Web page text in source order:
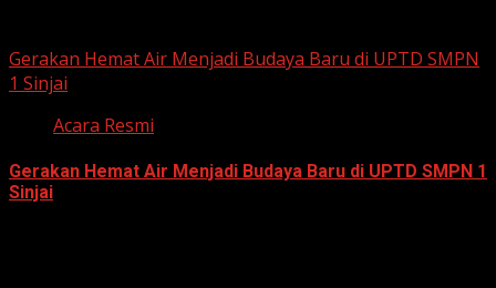
Gerakan Hemat Air Menjadi Budaya Baru di UPTD SMPN
1 Sinjai
Acara Resmi
Gerakan Hemat Air Menjadi Budaya Baru di UPTD SMPN 1
Sinjai